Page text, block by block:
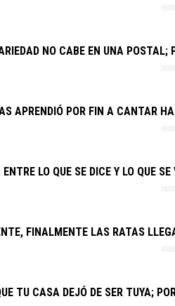
LA GRACIOSA: “LAS BECAS DEL
VUELVE A DISCRIMINAR A
DEPORTIVOS DE INTERÉS
DE LA NUEVA PARADA
PARA QUE CLUBES Y
NO CABE EN UNA POSTAL;
APRENDIÓ POR FIN A CANTAR
LO QUE SE DICE Y LO QUE
FINALMENTE LAS RATAS
TU CASA DEJÓ DE SER TUYA;